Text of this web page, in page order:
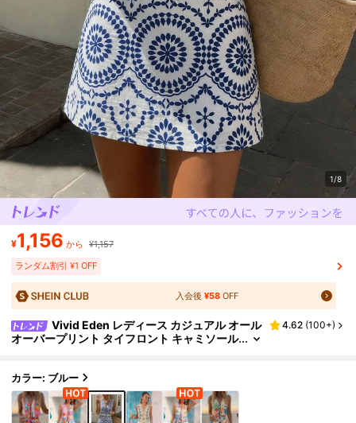
1/8
¥1,156 から ¥1,157
ランダム割引 ¥1 OFF
入会後¥58 OFF
Vivid Eden レディース カジュアル オール
オーバープリント タイフロント キャミソール
4.62 (100+)
カラー: ブルー